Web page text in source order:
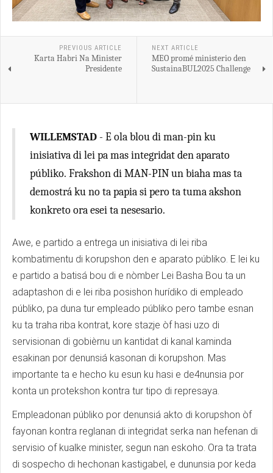
PREVIOUS ARTICLE
Karta Habri Na Minister
Presidente
NEXT ARTICLE
MEO promé ministerio den
SustainaBUL2025 Challenge
WILLEMSTAD - E ola blou di man-pin ku
inisiativa di lei pa mas integridat den aparato
públiko. Frakshon di MAN-PIN un biaha mas ta
demostrá ku no ta papia si pero ta tuma akshon
konkreto ora esei ta nesesario.
Awe, e partido a entrega un inisiativa di lei riba
kombatimentu di korupshon den e aparato públiko. E lei ku
e partido a batisá bou di e nòmber Lei Basha Bou ta un
adaptashon di e lei riba posishon hurídiko di empleado
públiko, pa duna tur empleado públiko pero tambe esnan
ku ta traha riba kontrat, kore stazje òf hasi uzo di
servisionan di gobièrnu un kantidat di kanal kaminda
esakinan por denunsiá kasonan di korupshon. Mas
importante ta e hecho ku esun ku hasi e de4nunsia por
konta un protekshon kontra tur tipo di represaya.
Empleadonan públiko por denunsiá akto di korupshon òf
fayonan kontra reglanan di integridat serka nan hefenan di
servisio of kualke minister, segun nan eskoho. Ora ta trata
di sospecho di hechonan kastigabel, e dununsia por keda